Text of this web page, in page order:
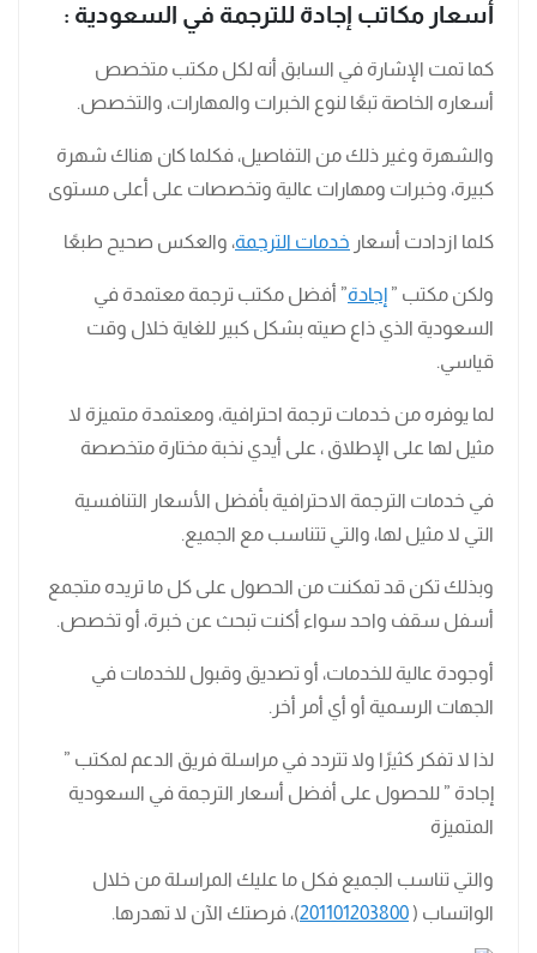
أسعار مكاتب إجادة للترجمة في السعودية :
كما تمت الإشارة في السابق أنه لكل مكتب متخصص
أسعاره الخاصة تبعًا لنوع الخبرات والمهارات، والتخصص.
والشهرة وغير ذلك من التفاصيل، فكلما كان هناك شهرة
كبيرة، وخبرات ومهارات عالية وتخصصات على أعلى مستوى
كلما ازدادت أسعار خدمات الترجمة، والعكس صحيح طبعًا
ولكن مكتب ” إجادة” أفضل مكتب ترجمة معتمدة في
السعودية الذي ذاع صيته بشكل كبير للغاية خلال وقت
قياسي.
لما يوفره من خدمات ترجمة احترافية، ومعتمدة متميزة لا
مثيل لها على الإطلاق ، على أيدي نخبة مختارة متخصصة
في خدمات الترجمة الاحترافية بأفضل الأسعار التنافسية
التي لا مثيل لها، والتي تتناسب مع الجميع.
وبذلك تكن قد تمكنت من الحصول على كل ما تريده متجمع
أسفل سقف واحد سواء أكنت تبحث عن خبرة، أو تخصص.
أوجودة عالية للخدمات، أو تصديق وقبول للخدمات في
الجهات الرسمية أو أي أمر أخر.
لذا لا تفكر كثيرًا ولا تتردد في مراسلة فريق الدعم لمكتب ”
إجادة ” للحصول على أفضل أسعار الترجمة في السعودية
المتميزة
والتي تناسب الجميع فكل ما عليك المراسلة من خلال
الواتساب ( 201101203800)، فرصتك الآن لا تهدرها.